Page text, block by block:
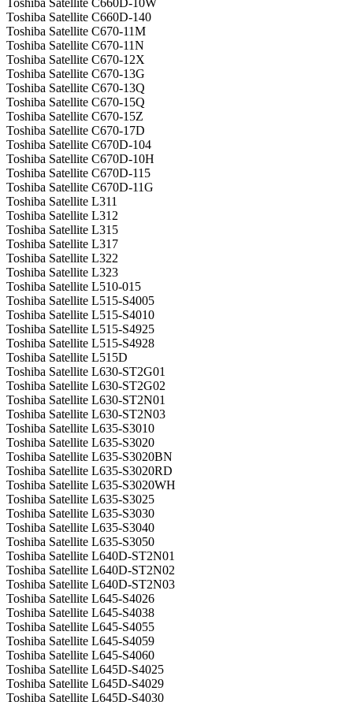
Toshiba Satellite C660D-10W
Toshiba Satellite C660D-140
Toshiba Satellite C670-11M
Toshiba Satellite C670-11N
Toshiba Satellite C670-12X
Toshiba Satellite C670-13G
Toshiba Satellite C670-13Q
Toshiba Satellite C670-15Q
Toshiba Satellite C670-15Z
Toshiba Satellite C670-17D
Toshiba Satellite C670D-104
Toshiba Satellite C670D-10H
Toshiba Satellite C670D-115
Toshiba Satellite C670D-11G
Toshiba Satellite L311
Toshiba Satellite L312
Toshiba Satellite L315
Toshiba Satellite L317
Toshiba Satellite L322
Toshiba Satellite L323
Toshiba Satellite L510-015
Toshiba Satellite L515-S4005
Toshiba Satellite L515-S4010
Toshiba Satellite L515-S4925
Toshiba Satellite L515-S4928
Toshiba Satellite L515D
Toshiba Satellite L630-ST2G01
Toshiba Satellite L630-ST2G02
Toshiba Satellite L630-ST2N01
Toshiba Satellite L630-ST2N03
Toshiba Satellite L635-S3010
Toshiba Satellite L635-S3020
Toshiba Satellite L635-S3020BN
Toshiba Satellite L635-S3020RD
Toshiba Satellite L635-S3020WH
Toshiba Satellite L635-S3025
Toshiba Satellite L635-S3030
Toshiba Satellite L635-S3040
Toshiba Satellite L635-S3050
Toshiba Satellite L640D-ST2N01
Toshiba Satellite L640D-ST2N02
Toshiba Satellite L640D-ST2N03
Toshiba Satellite L645-S4026
Toshiba Satellite L645-S4038
Toshiba Satellite L645-S4055
Toshiba Satellite L645-S4059
Toshiba Satellite L645-S4060
Toshiba Satellite L645D-S4025
Toshiba Satellite L645D-S4029
Toshiba Satellite L645D-S4030